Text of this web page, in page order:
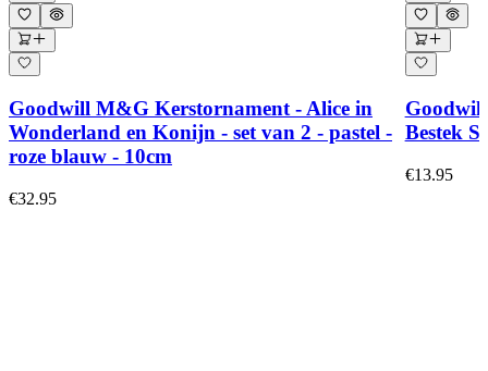
Goodwill M&G Kerstornament - Alice in
Wonderland en Konijn - set van 2 - pastel -
roze blauw - 10cm
€32.95
Bestek
€13.95